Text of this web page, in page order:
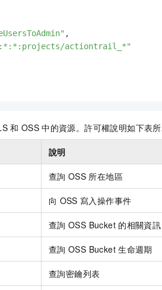
,
actiontrail_*"
和 OSS 中的資源。許可權說明如下表
說明
查詢 OSS 所在地區
向 OSS 寫入操作事件
查詢 OSS Bucket 的相關資訊
查詢 OSS Bucket 生命週期
查詢密鑰列表